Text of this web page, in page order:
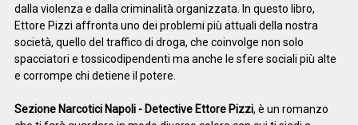
dalla violenza e dalla criminalità organizzata. In questo libro,
Ettore Pizzi affronta uno dei problemi più attuali della nostra
società, quello del traffico di droga, che coinvolge non solo
spacciatori e tossicodipendenti ma anche le sfere sociali più alte
e corrompe chi detiene il potere.
Sezione Narcotici Napoli - Detective Ettore Pizzi, è un romanzo